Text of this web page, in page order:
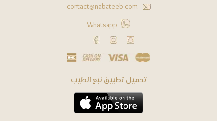
contact@nabateeb.com
Whatsapp
ﺗﺤﻤﻴﻞ ﺗﻄﺒﻴﻖ ﻧﺒﻊ ﺍﻟﻄﻴﺐ